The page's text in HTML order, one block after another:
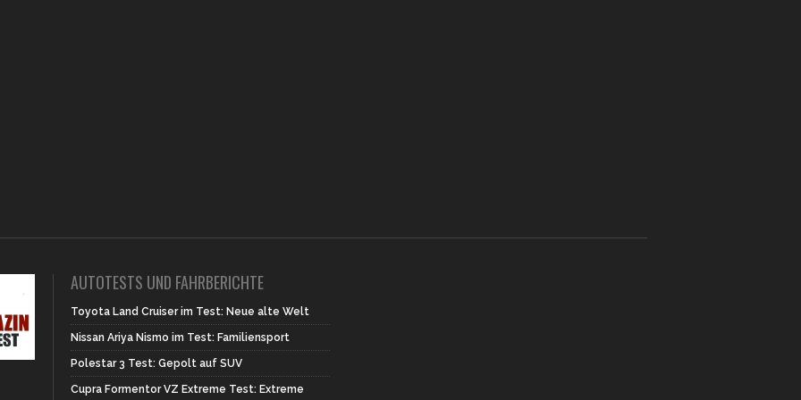
AUTOTESTS UND FAHRBERICHTE
Toyota Land Cruiser im Test: Neue alte Welt
Nissan Ariya Nismo im Test: Familiensport
Polestar 3 Test: Gepolt auf SUV
Cupra Formentor VZ Extreme Test: Extreme